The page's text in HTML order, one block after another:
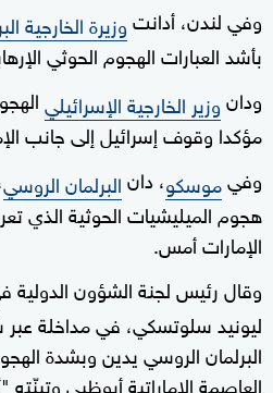
وفي لندن، أدانتوزيرة الخارجية
بأشد العبارات الهجوم الحوثي
ودانوزير الخارجية الإسرائيلي
مؤكدا وقوف إسرائيل إلى جانب
وفيموسكو، دانالبرلمان الروسي
هجوم الميليشيات الحوثية
الإمارات أمس.
وقال رئيس لجنة الشؤون الدولية
البرلمان الروسي يدين وبشدة
العاصمة الإماراتية أبوظبي وتبنّته